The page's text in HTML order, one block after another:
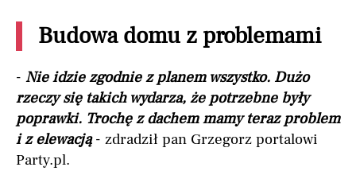
Budowa domu z problemami
- Nie idzie zgodnie z planem wszystko. Dużo
rzeczy się takich wydarza, że potrzebne były
poprawki. Trochę z dachem mamy teraz problem
i z elewacją- zdradził pan Grzegorz portalowi
Party.pl.